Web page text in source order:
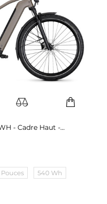
- Cadre Haut -...
Pouces 540 Wh